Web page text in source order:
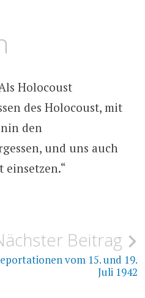
Holocoust
des Holocoust, mit
den
und uns auch
einsetzen.“
Beitrag
vom 15. und 19.
Juli 1942